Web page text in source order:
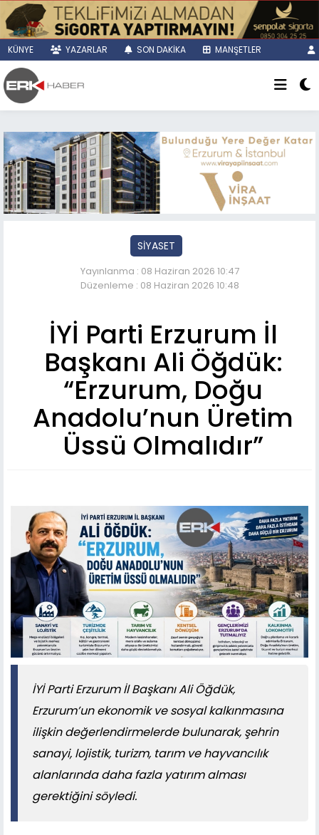
KÜNYE YAZARLAR SON DAKİKA MANŞETLER
SİYASET
Yayınlanma : 08 Haziran 2026 10:47
Düzenleme : 08 Haziran 2026 10:48
İYİ Parti Erzurum İl
Başkanı Ali Öğdük:
“Erzurum, Doğu
Anadolu’nun Üretim
Üssü Olmalıdır”
İYİ Parti Erzurum İl Başkanı Ali Öğdük,
Erzurum’un ekonomik ve sosyal kalkınmasına
ilişkin değerlendirmelerde bulunarak, şehrin
sanayi, lojistik, turizm, tarım ve hayvancılık
alanlarında daha fazla yatırım alması
gerektiğini söyledi.